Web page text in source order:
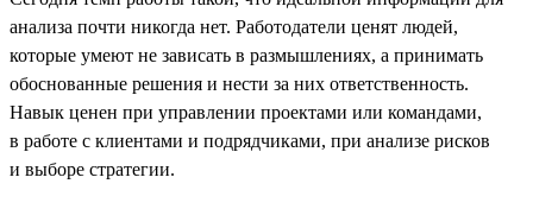
анализа почти никогда нет. Работодатели ценят людей,
которые умеют не зависать в размышлениях, а принимать
обоснованные решения и нести за них ответственность.
Навык ценен при управлении проектами или командами,
в работе с клиентами и подрядчиками, при анализе рисков
и выборе стратегии.